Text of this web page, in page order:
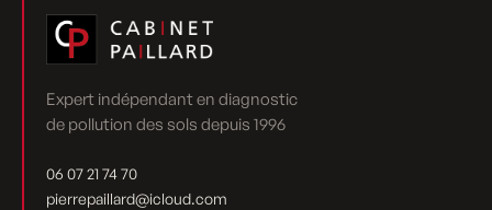
Expert indépendant en diagnostic
de pollution des sols depuis 1996
06 07 21 74 70
pierrepaillard@icloud.com